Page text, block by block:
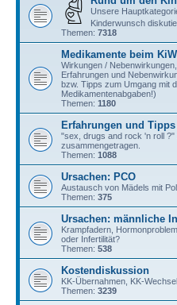
Unsere
Kinderwunsch
Themen: 7318
Medikamente beim
Wirkungen /
Erfahrungen und
bzw. Tipps zum Umgang mit
Medikamentenabgaben!)
Themen: 1180
Erfahrungen und
"sex, drugs and rock 'n roll
zusammengetragen.
Themen: 1088
Ursachen: PCO
Austausch von Mädels mit
Themen: 375
Ursachen: männliche
Krampfadern,
oder Infertilität?
Themen: 538
Kostendiskussion
KK-Übernahmen, KK-
Themen: 3239